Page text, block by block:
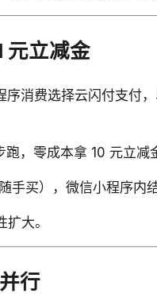
元立减金
消费选择云闪付支付
，零成本拿 10 元立减
手买），微信小程序内
大。
行